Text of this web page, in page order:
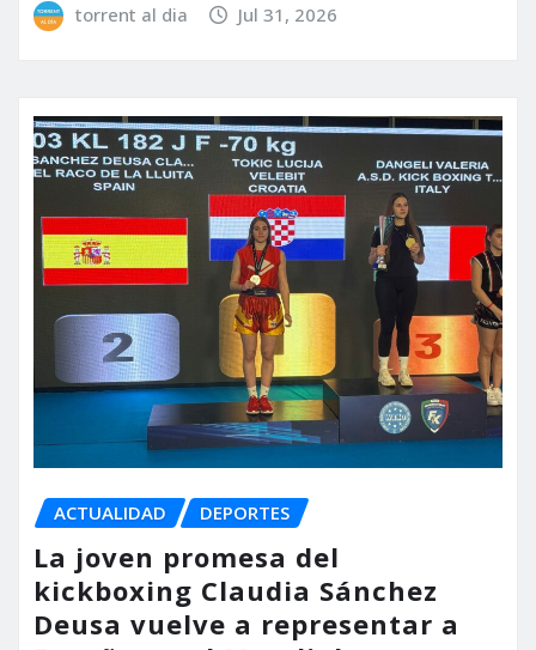
torrent al dia Jul 31, 2026
ACTUALIDAD DEPORTES
La joven promesa del
kickboxing Claudia Sánchez
Deusa vuelve a representar a